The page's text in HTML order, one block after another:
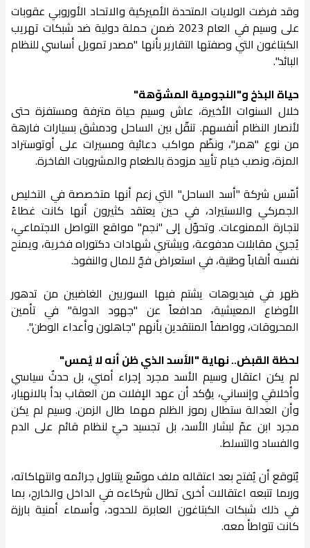
وقد فرضت الولايات المتحدة الأميركية والاتحاد الأوروبي عقوبات
على وسيم في العام 2023 ضمن حملة دولية ضد شبكات تهريب
الكبتاغون التي وصفتها التقارير بأنها "مصدر تمويل أساسي للنظام
البائد".
حياة البذخ و"النجومية المشوّهة"
خلال السنوات الأخيرة، عاش وسيم حياة مترفة ومستفزة حتى
لأنصار النظام أنفسهم. تنقّل بين الساحل ودمشق بسيارات فارهة
من نوع "همر"، ونظّم مواكب دعائية ومسيرات على أوتوستراد
المزة، ونصب خيام تأييد مزودة بالطعام والمشروبات الفاخرة.
أسّس شركة "أسد الساحل" التي زعم أنها متخصصة في التخليص
الجمركي والاستيراد، في حين يعتقد كثيرون أنها كانت غطاءً
لتجارة الممنوعات. وتحوّل إلى "نجم" مواقع التواصل الاجتماعي،
يُجري مقابلات مدفوعة، ويشتري شهادات دكتوراه فخرية، ويمنح
نفسه ألقاباً وطنية، في استعراض فجّ للمال والنفوذ.
ظهر في فيديوهات يشتم فيها السوريين الغاضبين من تدهور
الأوضاع المعيشية، مدافعاً عن "جهود الدولة" في تأمين
المحروقات، وواصفاً المنتقدين بأنهم "جاهلون وأعداء الوطن".
لحظة القبض.. نهاية "الأسد الذي ظن أنه لا يُمس"
لم يكن اعتقال وسيم الأسد مجرد إجراء أمني، بل حدثٌ سياسي
وأخلاقي وإنساني، يؤكد أن عهد الإفلات من العقاب بدأ بالانهيار،
وأن العدالة ستطال رموز الظلم مهما طال الزمن. وسيم لم يكن
مجرد ابن عمّ لبشار الأسد، بل تجسيد حيّ لنظام قائم على الدم
والفساد والتسلط.
يُتوقع أن يُفتح بعد اعتقاله ملف موسّع يتناول جرائمه وانتهاكاته،
وربما تتبعه اعتقالات أخرى تطال شركاءه في الداخل والخارج، بما
في ذلك شبكات الكبتاغون العابرة للحدود، وأسماء أمنية بارزة
كانت تتواطأ معه.